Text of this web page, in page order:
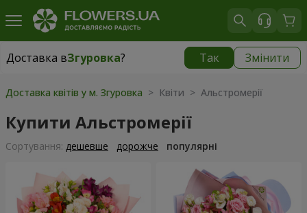
Доставка вЗгуровка? Так Змінити
Доставка вЗгуровка|
Доставка квітів у м. Згуровка > Квіти > Альстромерії
Купити Альстромерії
Сортування: дешевше дорожче популярні